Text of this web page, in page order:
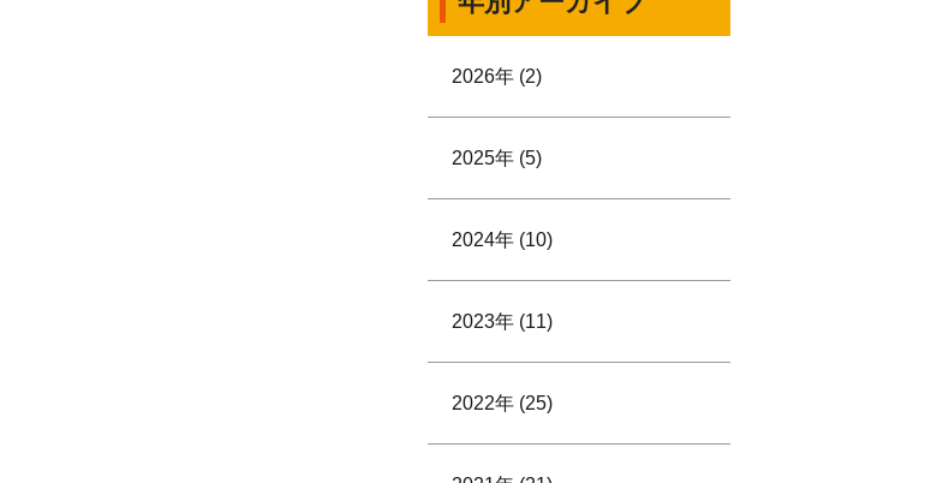
2026年 (2)
2025年 (5)
2024年 (10)
2023年 (11)
2022年 (25)